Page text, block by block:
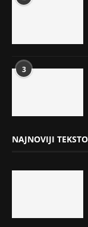
3
NAJNOVIJI